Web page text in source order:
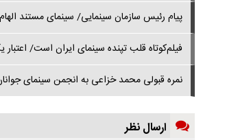
پیام رئیس سازمان سینمایی/ سینمای مستند
فیلم‌کوتاه قلب تپنده سینمای ایران است/
نمره قبولی محمد خزاعی به انجمن سینمای
ارسال نظر